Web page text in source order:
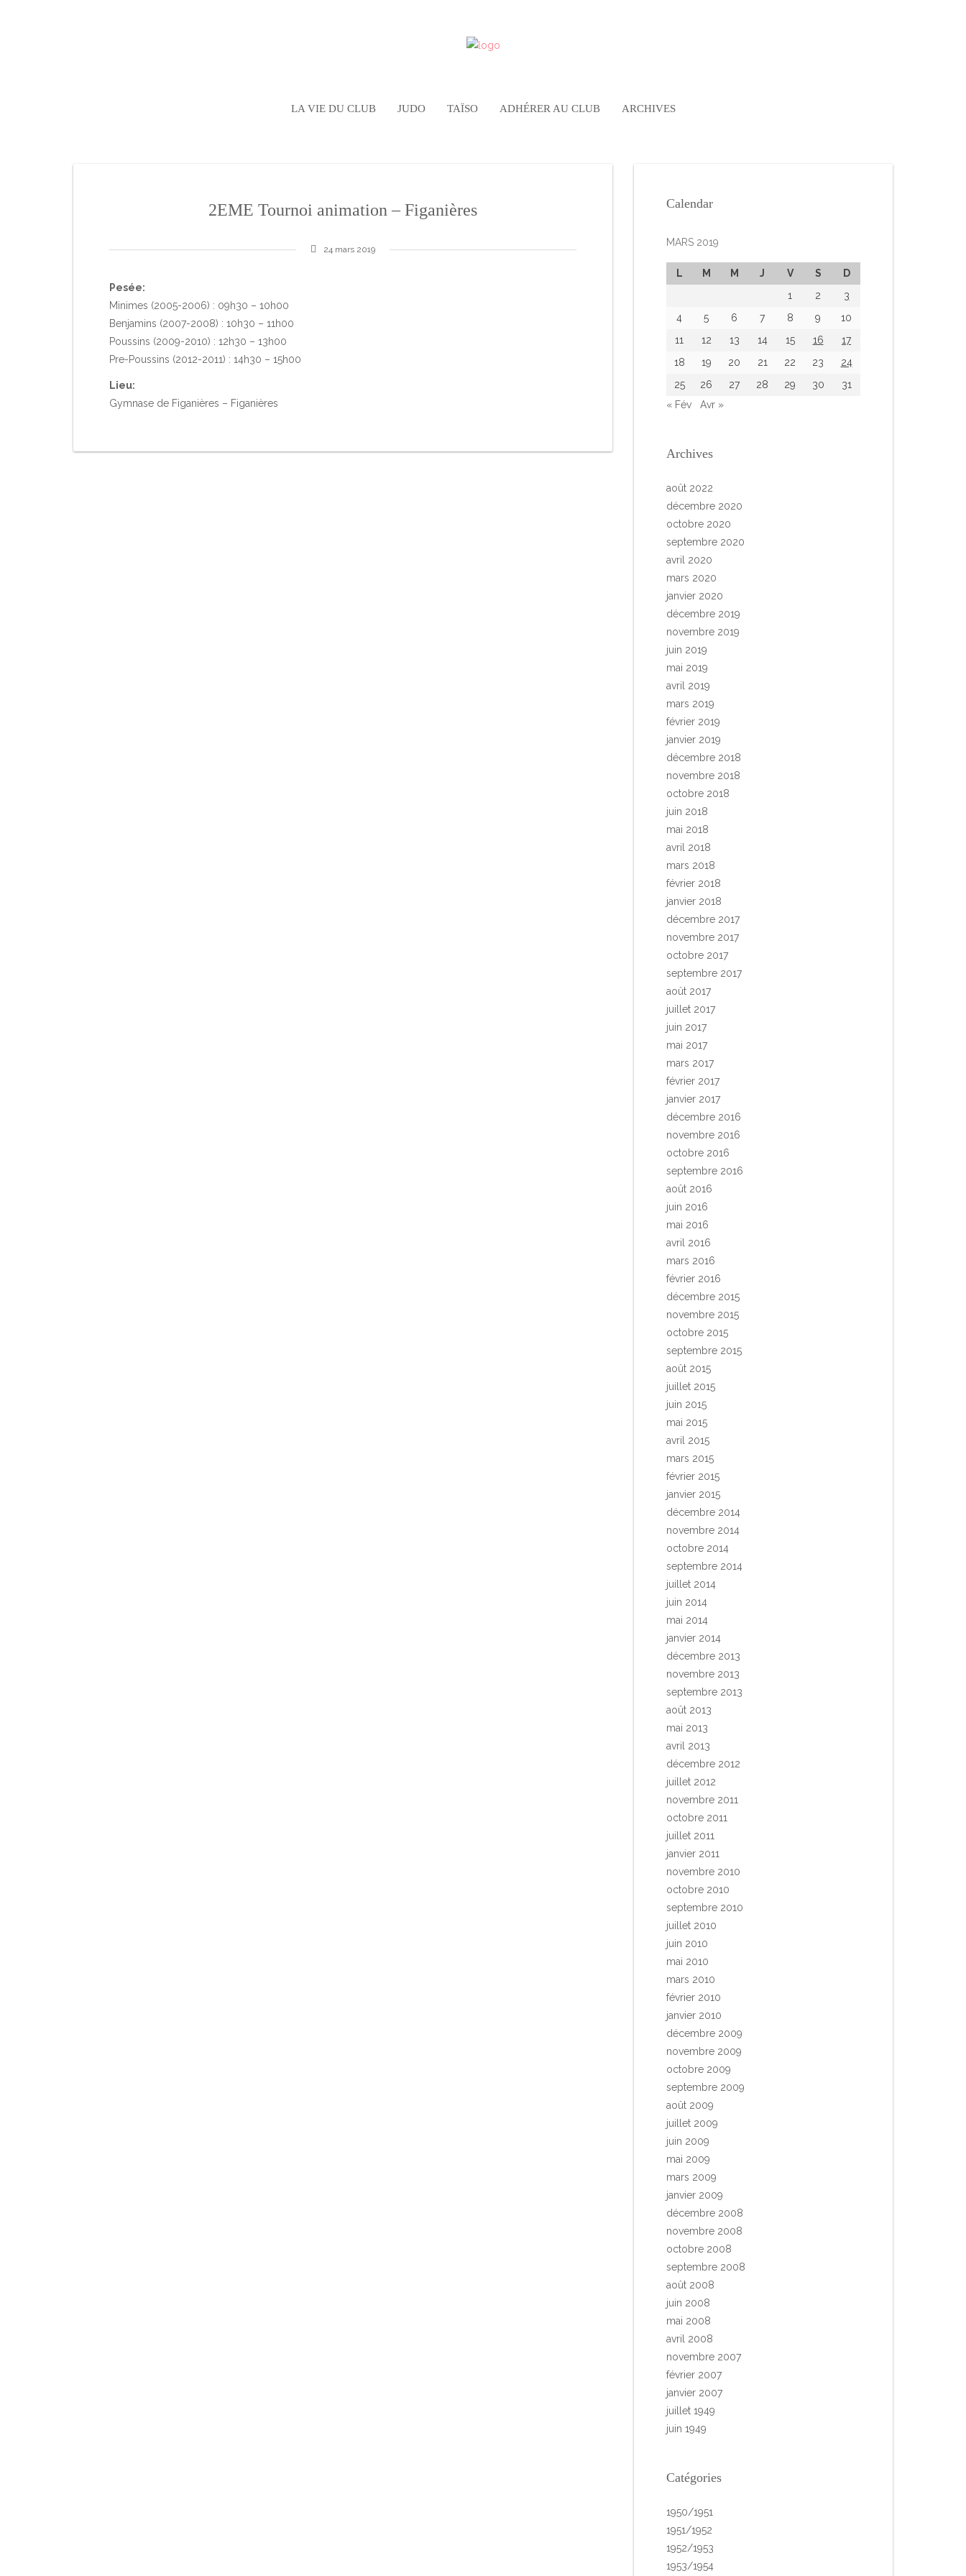
LA VIE DU CLUB JUDO TAÏSO ADHÉRER AU CLUB ARCHIVES
2EME Tournoi animation – Figanières
24 mars 2019
Pesée:
Minimes (2005-2006) : 09h30 – 10h00
Benjamins (2007-2008) : 10h30 – 11h00
Poussins (2009-2010) : 12h30 – 13h00
Pre-Poussins (2012-2011) : 14h30 – 15h00
Lieu:
Gymnase de Figanières – Figanières
Calendar
MARS 2019
L M M J V S
D
1
2
3
4
5 6 7 8 9
10
11
12 13 14 15 16
17
18
19 20 21 22 23
24
25
26 27 28 29 30
31
« Fév
Avr »
Archives
août 2022
décembre 2020
octobre 2020
septembre 2020
avril 2020
mars 2020
janvier 2020
décembre 2019
novembre 2019
juin 2019
mai 2019
avril 2019
mars 2019
février 2019
janvier 2019
décembre 2018
novembre 2018
octobre 2018
juin 2018
mai 2018
avril 2018
mars 2018
février 2018
janvier 2018
décembre 2017
novembre 2017
octobre 2017
septembre 2017
août 2017
juillet 2017
juin 2017
mai 2017
mars 2017
février 2017
janvier 2017
décembre 2016
novembre 2016
octobre 2016
septembre 2016
août 2016
juin 2016
mai 2016
avril 2016
mars 2016
février 2016
décembre 2015
novembre 2015
octobre 2015
septembre 2015
août 2015
juillet 2015
juin 2015
mai 2015
avril 2015
mars 2015
février 2015
janvier 2015
décembre 2014
novembre 2014
octobre 2014
septembre 2014
juillet 2014
juin 2014
mai 2014
janvier 2014
décembre 2013
novembre 2013
septembre 2013
août 2013
mai 2013
avril 2013
décembre 2012
juillet 2012
novembre 2011
octobre 2011
juillet 2011
janvier 2011
novembre 2010
octobre 2010
septembre 2010
juillet 2010
juin 2010
mai 2010
mars 2010
février 2010
janvier 2010
décembre 2009
novembre 2009
octobre 2009
septembre 2009
août 2009
juillet 2009
juin 2009
mai 2009
mars 2009
janvier 2009
décembre 2008
novembre 2008
octobre 2008
septembre 2008
août 2008
juin 2008
mai 2008
avril 2008
novembre 2007
février 2007
janvier 2007
juillet 1949
juin 1949
Catégories
1950/1951
1951/1952
1952/1953
1953/1954